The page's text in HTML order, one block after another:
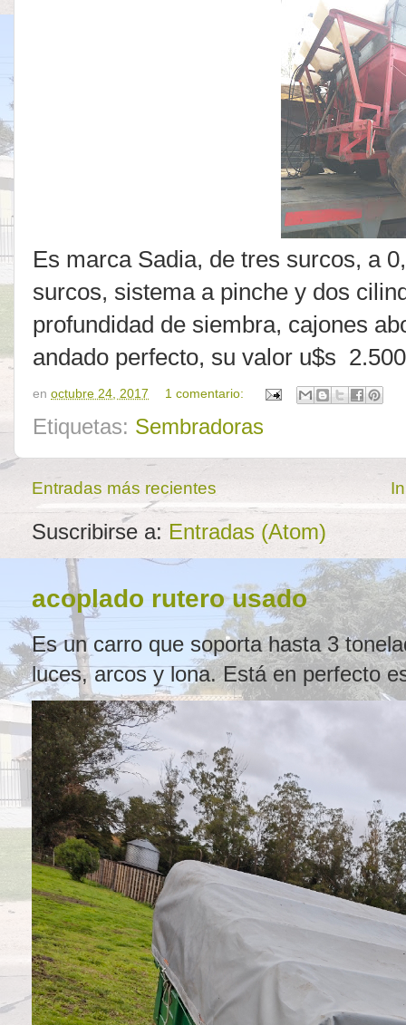
Es marca Sadia, de tres surcos, a
surcos, sistema a pinche y dos
profundidad de siembra, cajones
andado perfecto, su valor u$s
en octubre 24, 2017 1 comentario:
Etiquetas: Sembradoras
Entradas más recientes
Suscribirse a: Entradas (Atom)
acoplado rutero usado
Es un carro que soporta hasta 3
luces, arcos y lona. Está en perfecto